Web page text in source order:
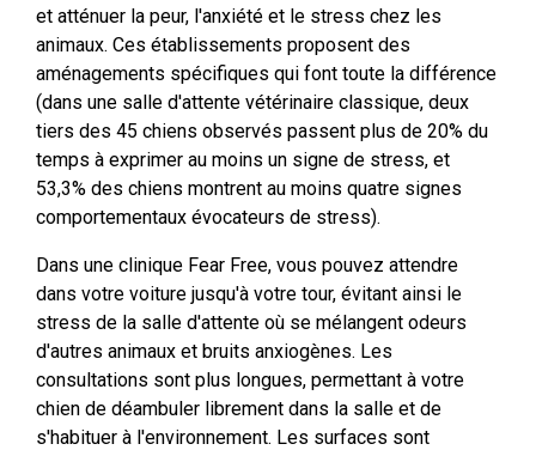
et atténuer la peur, l'anxiété et le stress chez les
animaux. Ces établissements proposent des
aménagements spécifiques qui font toute la différence
(dans une salle d'attente vétérinaire classique, deux
tiers des 45 chiens observés passent plus de 20% du
temps à exprimer au moins un signe de stress, et
53,3% des chiens montrent au moins quatre signes
comportementaux évocateurs de stress).
Dans une clinique Fear Free, vous pouvez attendre
dans votre voiture jusqu'à votre tour, évitant ainsi le
stress de la salle d'attente où se mélangent odeurs
d'autres animaux et bruits anxiogènes. Les
consultations sont plus longues, permettant à votre
chien de déambuler librement dans la salle et de
s'habituer à l'environnement. Les surfaces sont